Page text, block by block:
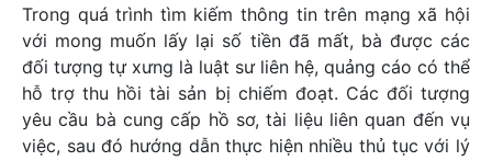
Trong quá trình tìm kiếm thông tin trên mạng xã hội
với mong muốn lấy lại số tiền đã mất, bà được các
đối tượng tự xưng là luật sư liên hệ, quảng cáo có thể
hỗ trợ thu hồi tài sản bị chiếm đoạt. Các đối tượng
yêu cầu bà cung cấp hồ sơ, tài liệu liên quan đến vụ
việc, sau đó hướng dẫn thực hiện nhiều thủ tục với lý